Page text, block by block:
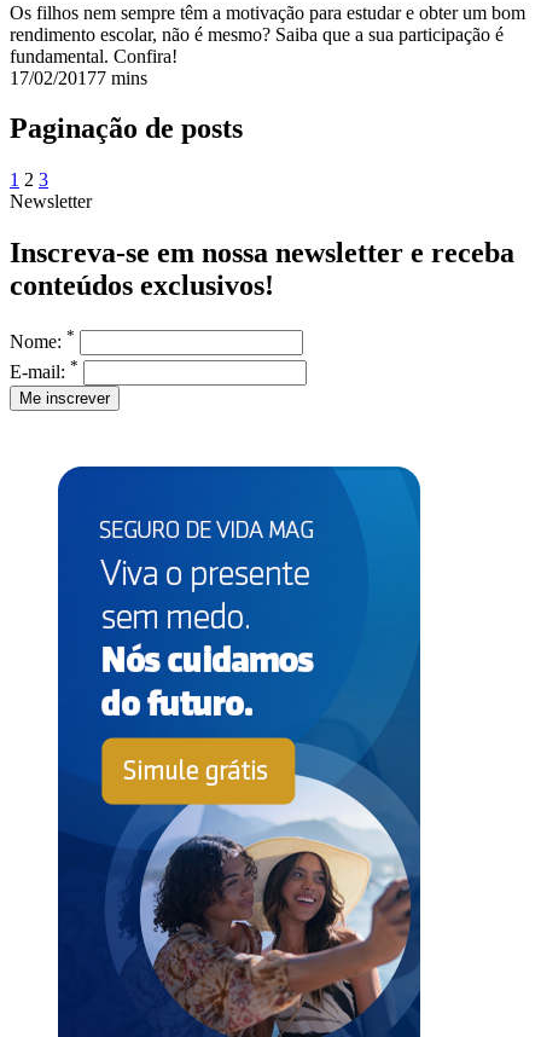
Os filhos nem sempre têm a motivação para estudar e obter um bom
rendimento escolar, não é mesmo? Saiba que a sua participação é
fundamental. Confira!
17/02/20177 mins
Paginação de posts
1 2 3
Newsletter
Inscreva-se em nossa newsletter e receba
conteúdos exclusivos!
Nome: *
E-mail: *